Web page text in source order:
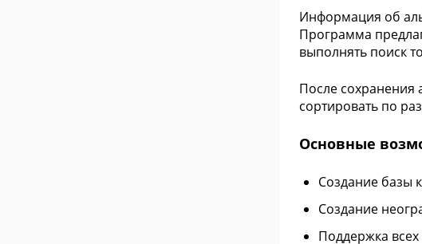
Информация об
Программа
выполнять поиск
После сохранения
сортировать по
Основные
Создание базы
Создание
Поддержка